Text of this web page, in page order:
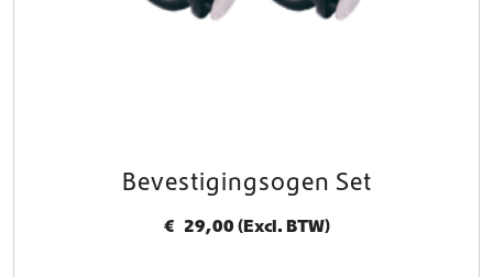
Bevestigingsogen Set
€ 29,00 (Excl. BTW)